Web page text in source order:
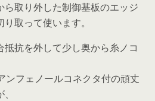
ら取り外した制御基板のエッジ
取って使います。
抵抗を外して少し奥から糸ノコ
ンフェノールコネクタ付の頑丈